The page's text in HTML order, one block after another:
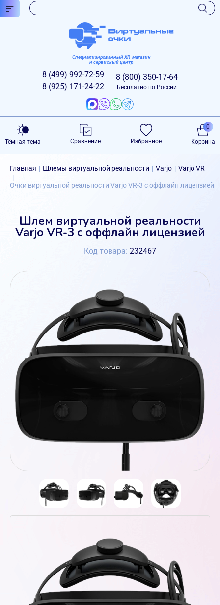
Специализированный XR-магазин
и сервисный центр
8 (499) 992-72-59
8 (925) 171-24-22
8 (800) 350-17-64
Бесплатно по России
Тёмная тема Сравнение Избранное Корзина
0
Главная | Шлемы виртуальной реальности | Varjo | Varjo VR
|
Очки виртуальной реальности Varjo VR-3 с оффлайн лицензией
Шлем виртуальной реальности
Varjo VR-3 с оффлайн лицензией
Код товара: 232467